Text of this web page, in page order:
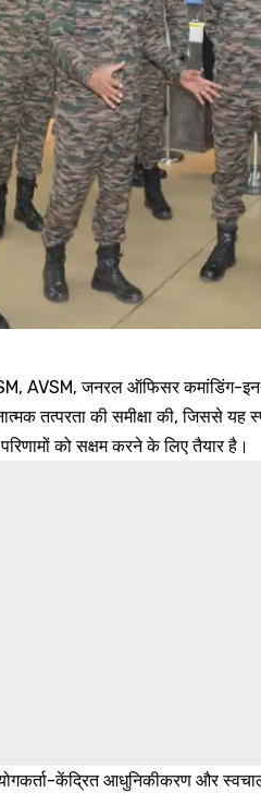
AVSM, जनरल ऑफिसर कमांडिंग-इन-
तत्परता की समीक्षा की, जिससे
को सक्षम करने के लिए तैयार है।
केंद्रित आधुनिकीकरण और